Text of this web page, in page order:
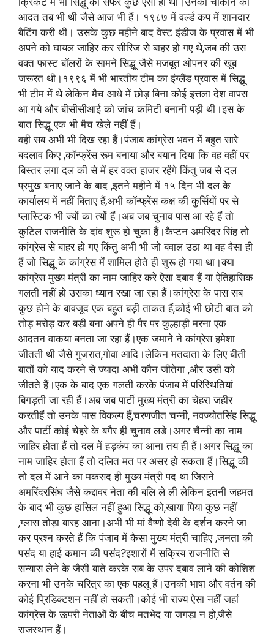
आदत तब भी थी जैसे आज भी हैं। १९८७ में वर्ल्ड कप में शानदार
बैटिंग करी थी। उसके कुछ महीने बाद वेस्ट इंडीज के प्रवास में भी
अपने को घायल जाहिर कर सीरिज से बाहर हो गए थे,जब की उस
वक्त फास्ट बॉलरों के सामने सिद्धू जैसे मजबूत ओपनर की खूब
जरूरत थी।१९९६ में भी भारतीय टीम का इंग्लैंड प्रवास में सिद्धू
भी टीम में थे लेकिन मैच आधे में छोड़ बिना कोई इत्तला देश वापस
आ गये और बीसीसीआई को जांच कमिटी बनानी पड़ी थी।इस के
बात सिद्धू एक भी मैच खेले नहीं हैं।
वही सब अभी भी दिख रहा हैं।पंजाब कांग्रेस भवन में बहुत सारे
बदलाव किए ,कॉन्फ्रेंस रूम बनाया और बयान दिया कि वह वहीं पर
बिस्तर लगा दल की से में हर वक्त हाजर रहेंगे किंतु जब से दल
प्रमुख बनाए जाने के बाद ,इतने महीने में १५ दिन भी दल के
कार्यालय में नहीं बिताए हैं,अभी कॉन्फ्रेंस कक्ष की कुर्सियों पर से
प्लास्टिक भी ज्यों का त्यों हैं।अब जब चुनाव पास आ रहे हैं तो
कुटिल राजनीति के दांव शुरू हो चुका हैं।कैप्टन अमरिंदर सिंह तो
कांग्रेस से बाहर हो गए किंतु अभी भी जो बवाल उठा था वह वैसा ही
हैं जो सिद्धू के कांग्रेस में शामिल होते ही शुरू हो गया था।क्या
कांग्रेस मुख्य मंत्री का नाम जाहिर करे ऐसा दबाव हैं या ऐतिहासिक
गलती नहीं हो उसका ध्यान रखा जा रहा हैं।कांग्रेस के पास सब
कुछ होने के बावजूद एक बहुत बड़ी ताकत हैं,कोई भी छोटी बात को
तोड़ मरोड़ कर बड़ी बना अपने ही पैर पर कुल्हाड़ी मरना एक
आदतन वाकया बनता जा रहा हैं।एक जमाने ने कांग्रेस हमेशा
जीतती थी जैसे गुजरात,गोवा आदि।लेकिन मतदाता के लिए बीती
बातों को याद करने से ज्यादा अभी कौन जीतेगा ,और उसी को
जीतते हैं।एक के बाद एक गलती करके पंजाब में परिस्थितियां
बिगड़ती जा रही हैं।अब जब पार्टी मुख्य मंत्री का चेहरा जहीर
करतीहैं तो उनके पास विकल्प हैं,चरणजीत चन्नी, नवज्योतसिंह सिद्धू
और पार्टी कोई चेहरे के बगैर ही चुनाव लडे।अगर चैन्नी का नाम
जाहिर होता हैं तो दल में हड़कंप का आना तय ही हैं।अगर सिद्धू का
नाम जाहिर होता हैं तो दलित मत पर असर हो सकता हैं।सिद्धू की
तो दल में आने का मकसद ही मुख्य मंत्री पद था जिसने
अमरिंदरसिंघ जैसे कद्दावर नेता की बलि ले ली लेकिन इतनी जहमत
के बाद भी कुछ हासिल नहीं हुआ सिद्धू को,खाया पिया कुछ नहीं
,ग्लास तोड़ा बारह आना।अभी भी मां वैष्णो देवी के दर्शन करने जा
कर प्रश्न करते हैं कि पंजाब में कैसा मुख्य मंत्री चाहिए ,जनता की
पसंद या हाई कमान की पसंद?इशारों में सक्रिय राजनीति से
सन्यास लेने के जैसी बाते करके सब के उपर दबाव लाने की कोशिश
करना भी उनके चरित्र का एक पहलू हैं।उनकी भाषा और वर्तन की
कोई प्रिडिक्टशन नहीं हो सकती।कोई भी राज्य ऐसा नहीं जहां
कांग्रेस के ऊपरी नेताओं के बीच मतभेद या जगड़ा न हो,जैसे
राजस्थान हैं।